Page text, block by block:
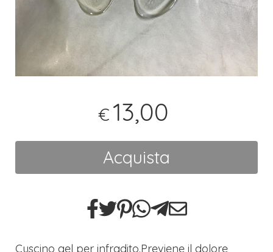
€ 13,00
Acquista
Cuscino gel per infradito.Previene il dolore